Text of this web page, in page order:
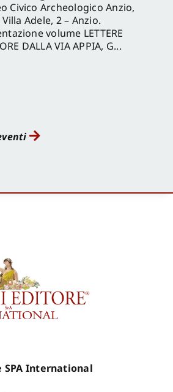
Civico Archeologico Anzio,
Adele, 2 – Anzio.
volume LETTERE
DALLA VIA APPIA, G...
SPA International